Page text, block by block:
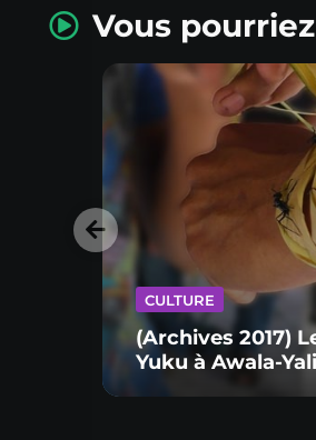
Vous
CULTURE
(Archives 2017)
Yuku à Awala-